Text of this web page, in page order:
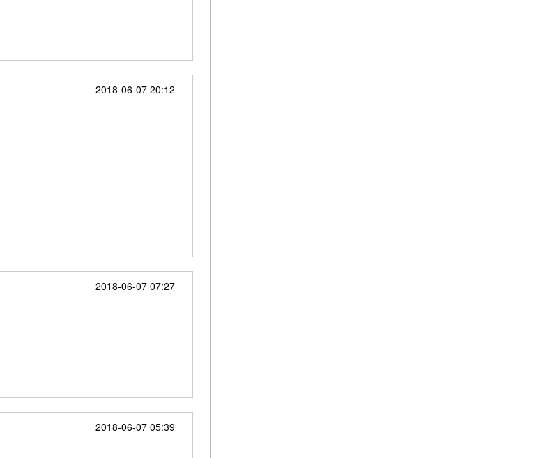
2018-06-07 20:12
2018-06-07 07:27
2018-06-07 05:39